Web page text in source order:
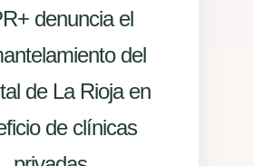
denuncia el
del
de La Rioja en
de clínicas